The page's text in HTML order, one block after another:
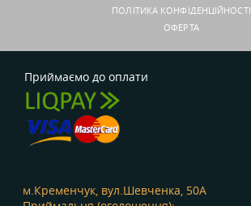
ПОЛІТИКА КОНФІДЕНЦІЙНОСТІ
ОФЕРТА
Приймаємо до оплати
м.Кременчук, вул.Шевченка, 50А